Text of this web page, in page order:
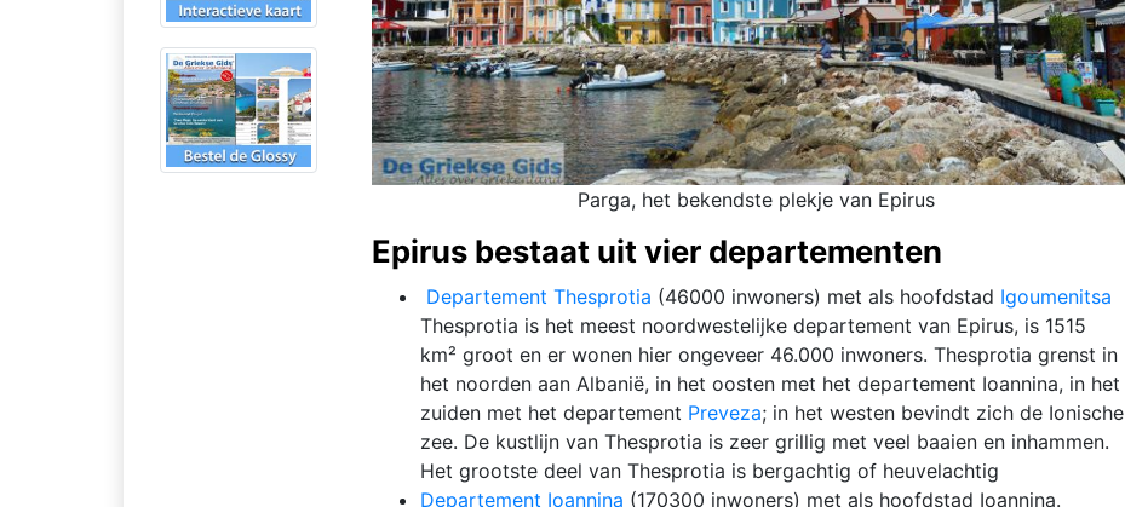
Parga, het bekendste plekje van Epirus
Epirus bestaat uit vier departementen
Departement Thesprotia (46000 inwoners) met als hoofdstad Igoumenitsa
Thesprotia is het meest noordwestelijke departement van Epirus, is 1515
km² groot en er wonen hier ongeveer 46.000 inwoners. Thesprotia grenst in
het noorden aan Albanië, in het oosten met het departement Ioannina, in het
zuiden met het departement Preveza; in het westen bevindt zich de Ionische
zee. De kustlijn van Thesprotia is zeer grillig met veel baaien en inhammen.
Het grootste deel van Thesprotia is bergachtig of heuvelachtig
Departement Ioannina (170300 inwoners) met als hoofdstad Ioannina.